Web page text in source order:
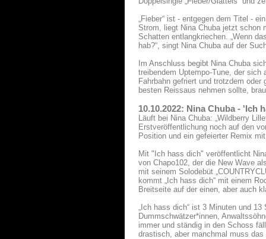
„Fieber“ ist - entgegen dem Titel -
Strom, liegt Nina Chuba jetzt schon
Schatten entlangkriechen. „Wenn
hab?“, singt Nina Chuba auf der
Im Anschluss begibt Nina Chuba
treibendem Uptempo-Tune, der sich
Fahrbahn gefriert und trotzdem
besten Reissaus nehmen sollte,
10.10.2022: Nina Chuba - 'Ich
Läuft bei Nina Chuba: „Wildberry
Erstveröffentlichung noch auf den
Position und ein gefeierter Remix
Mit "Ich hass dich" veröffentlicht
von Chapo102, der die New Wave
mit seinem Solodebüt
kommt „Ich hass dich“ mit einem
Breitseite auf der einen, aber auch
„Ich hass dich“ ist 3 Minuten und
Dummschwätzer*innen,
immer und ständig in den Schoss
drastisch, aber manchmal muss